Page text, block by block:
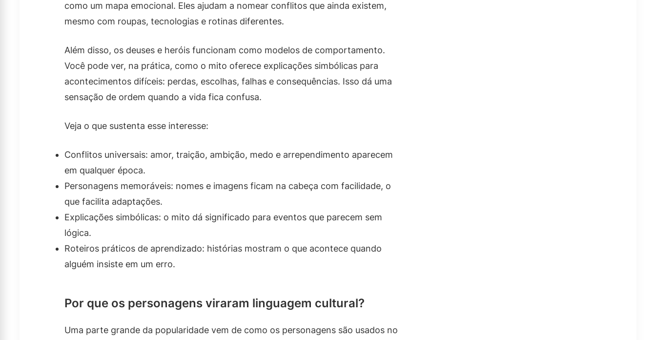
como um mapa emocional. Eles ajudam a nomear conflitos que ainda existem,
mesmo com roupas, tecnologias e rotinas diferentes.
Além disso, os deuses e heróis funcionam como modelos de comportamento.
Você pode ver, na prática, como o mito oferece explicações simbólicas para
acontecimentos difíceis: perdas, escolhas, falhas e consequências. Isso dá uma
sensação de ordem quando a vida fica confusa.
Veja o que sustenta esse interesse:
Conflitos universais: amor, traição, ambição, medo e arrependimento aparecem
em qualquer época.
Personagens memoráveis: nomes e imagens ficam na cabeça com facilidade, o
que facilita adaptações.
Explicações simbólicas: o mito dá significado para eventos que parecem sem
lógica.
Roteiros práticos de aprendizado: histórias mostram o que acontece quando
alguém insiste em um erro.
Por que os personagens viraram linguagem cultural?
Uma parte grande da popularidade vem de como os personagens são usados no